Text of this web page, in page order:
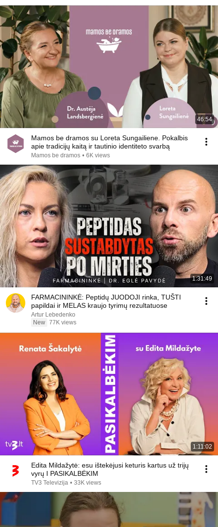
46:54
Mamos be dramos su Loreta Sungailiene. Pokalbis
apie tradicijų kaitą ir tautinio identiteto svarbą
Mamos be dramos • 6K views
1:31:49
FARMACININKĖ: Peptidų JUODOJI rinka, TUŠTI
papildai ir MELAS kraujo tyrimų rezultatuose
Artur Lebedenko
New 77K views
1:11:02
Edita Mildažytė: esu ištekėjusi keturis kartus už trijų
vyrų I PASIKALBĖKIM
TV3 Televizija • 33K views